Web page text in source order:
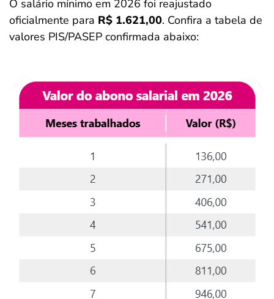
O salário mínimo em 2026 foi reajustado
oficialmente para R$ 1.621,00. Confira a tabela de
valores PIS/PASEP confirmada abaixo: